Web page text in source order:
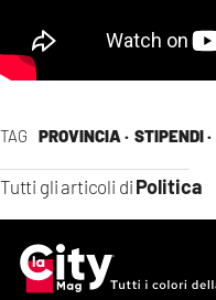
TAG PROVINCIA · STIPENDI ·
Tutti gli articoli di Politica